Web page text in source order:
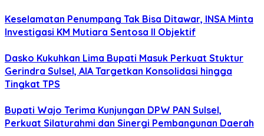
Keselamatan Penumpang Tak Bisa Ditawar, INSA Minta
Investigasi KM Mutiara Sentosa II Objektif
Dasko Kukuhkan Lima Bupati Masuk Perkuat Stuktur
Gerindra Sulsel, AIA Targetkan Konsolidasi hingga
Tingkat TPS
Bupati Wajo Terima Kunjungan DPW PAN Sulsel,
Perkuat Silaturahmi dan Sinergi Pembangunan Daerah